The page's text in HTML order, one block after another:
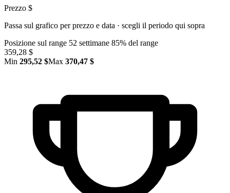
Prezzo $
Passa sul grafico per prezzo e data · scegli il periodo qui sopra
Posizione sul range 52 settimane 85% del range
359,28 $
Min 295,52 $Max 370,47 $